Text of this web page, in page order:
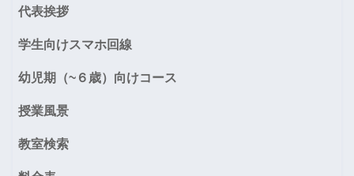
代表挨拶
学生向けスマホ回線
幼児期（~６歳）向けコース
授業風景
教室検索